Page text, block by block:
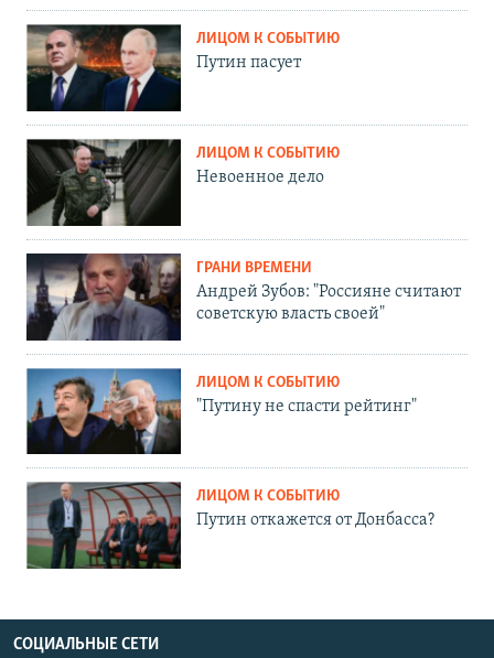
ЛИЦОМ К СОБЫТИЮ
Путин пасует
ЛИЦОМ К СОБЫТИЮ
Невоенное дело
ГРАНИ ВРЕМЕНИ
Андрей Зубов: "Россияне считают
советскую власть своей"
ЛИЦОМ К СОБЫТИЮ
"Путину не спасти рейтинг"
ЛИЦОМ К СОБЫТИЮ
Путин откажется от Донбасса?
СОЦИАЛЬНЫЕ СЕТИ